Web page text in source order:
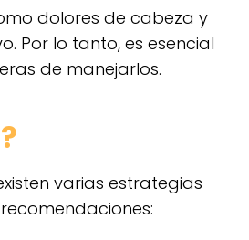
dolores de cabeza y
Por lo tanto, es esencial
de manejarlos.
varias estrategias